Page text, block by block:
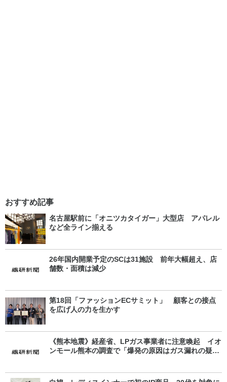
おすすめ記事
名古屋駅前に「オニツカタイガー」大型店 アパレル
など全ライン揃える
26年国内開業予定のSCは31施設 前年大幅超え、店
舗数・面積は減少
第18回「ファッションECサミット」 顧客との接点
を広げ人の力を生かす
《熊本地震》経産省、LPガス事業者に注意喚起 イオ
ンモール熊本の調査で「爆発の原因はガス漏れの疑